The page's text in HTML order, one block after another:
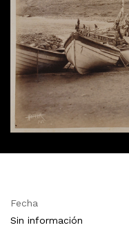
Fecha
Sin información